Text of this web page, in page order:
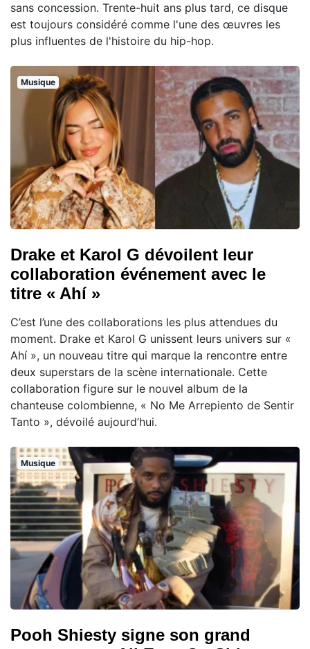
sans concession. Trente-huit ans plus tard, ce disque
est toujours considéré comme l'une des œuvres les
plus influentes de l'histoire du hip-hop.
Musique
Drake et Karol G dévoilent leur
collaboration événement avec le
titre « Ahí »
C’est l’une des collaborations les plus attendues du
moment. Drake et Karol G unissent leurs univers sur «
Ahí », un nouveau titre qui marque la rencontre entre
deux superstars de la scène internationale. Cette
collaboration figure sur le nouvel album de la
chanteuse colombienne, « No Me Arrepiento de Sentir
Tanto », dévoilé aujourd’hui.
Musique
Pooh Shiesty signe son grand